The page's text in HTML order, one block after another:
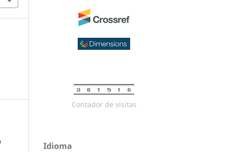
Contador de visitas
Idioma